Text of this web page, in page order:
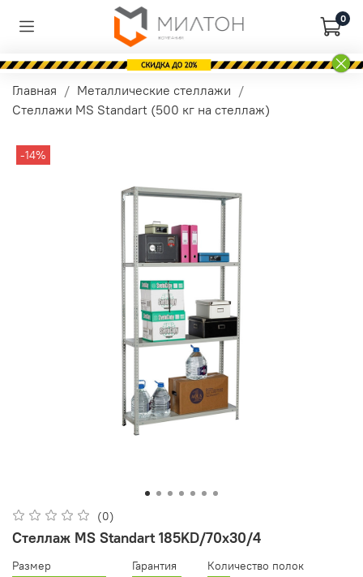
0
Главная
Металлические стеллажи
Стеллажи MS Standart (500 кг на стеллаж)
-14%
(0)
Стеллаж MS Standart 185KD/70x30/4
Размер
Гарантия
Количество полок